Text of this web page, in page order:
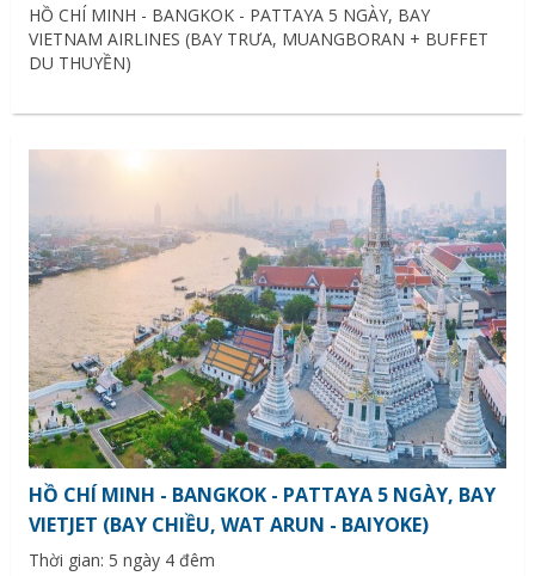
HỒ CHÍ MINH - BANGKOK - PATTAYA 5 NGÀY, BAY
VIETNAM AIRLINES (BAY TRƯA, MUANGBORAN + BUFFET
DU THUYỀN)
HỒ CHÍ MINH - BANGKOK - PATTAYA 5 NGÀY, BAY
VIETJET (BAY CHIỀU, WAT ARUN - BAIYOKE)
Thời gian: 5 ngày 4 đêm